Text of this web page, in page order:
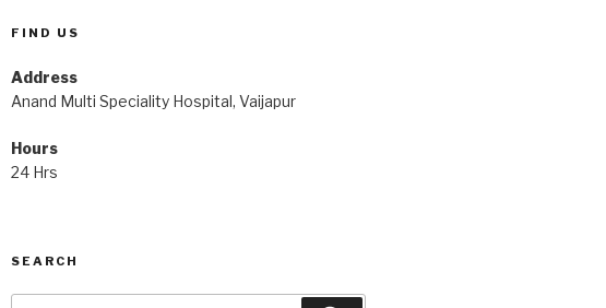
FIND US
Address
Anand Multi Speciality Hospital, Vaijapur
Hours
24 Hrs
SEARCH